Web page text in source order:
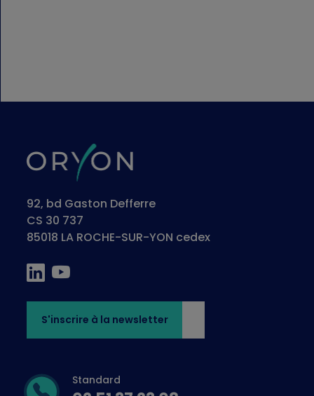
92, bd Gaston Defferre
CS 30 737
85018 LA ROCHE-SUR-YON cedex
S'inscrire à la newsletter
Standard